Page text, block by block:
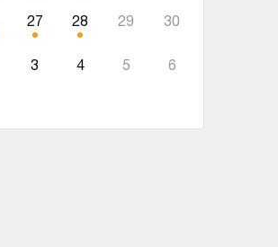
27 28 29 30
3 4 5 6